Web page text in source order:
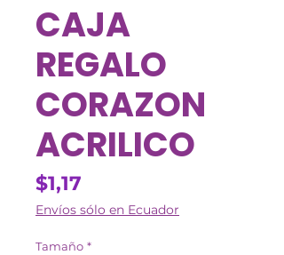
CAJA
REGALO
CORAZON
ACRILICO
$1,17
Envíos sólo en Ecuador
Tamaño *